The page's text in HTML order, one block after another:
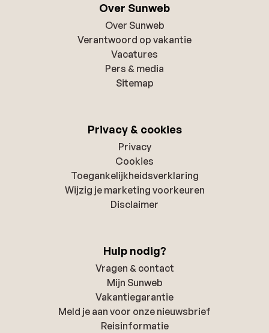
Over Sunweb
Over Sunweb
Verantwoord op vakantie
Vacatures
Pers & media
Sitemap
Privacy & cookies
Privacy
Cookies
Toegankelijkheidsverklaring
Wijzig je marketing voorkeuren
Disclaimer
Hulp nodig?
Vragen & contact
Mijn Sunweb
Vakantiegarantie
Meld je aan voor onze nieuwsbrief
Reisinformatie